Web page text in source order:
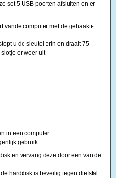
set 5 USB poorten afsluiten en er
vande computer met de gehaakte
u de sleutel erin en draait 75
er weer uit
in een computer
gebruik.
en vervang deze door een van de
harddisk is beveilig tegen diefstal